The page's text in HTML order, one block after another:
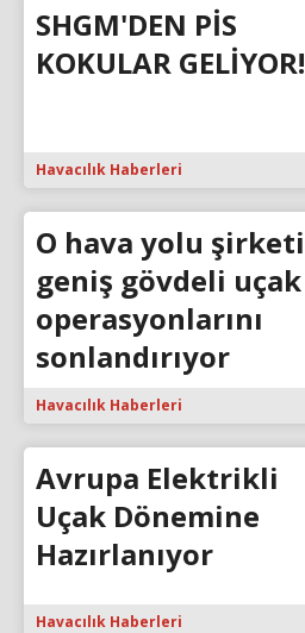
SHGM'DEN PİS
KOKULAR GELİYOR!
Havacılık Haberleri
O hava yolu şirketi
geniş gövdeli uçak
operasyonlarını
sonlandırıyor
Havacılık Haberleri
Avrupa Elektrikli
Uçak Dönemine
Hazırlanıyor
Havacılık Haberleri